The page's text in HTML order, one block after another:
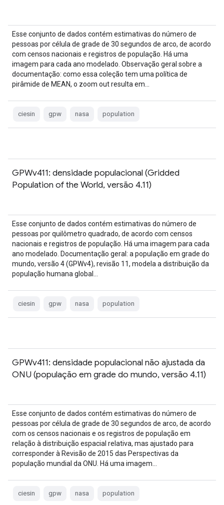
Esse conjunto de dados contém estimativas do número de
pessoas por célula de grade de 30 segundos de arco, de acordo
com censos nacionais e registros de população. Há uma
imagem para cada ano modelado. Observação geral sobre a
documentação: como essa coleção tem uma política de
pirâmide de MEAN, o zoom out resulta em…
ciesin gpw nasa population
GPWv411: densidade populacional (Gridded
Population of the World, versão 4.11)
Esse conjunto de dados contém estimativas do número de
pessoas por quilômetro quadrado, de acordo com censos
nacionais e registros de população. Há uma imagem para cada
ano modelado. Documentação geral: a população em grade do
mundo, versão 4 (GPWv4), revisão 11, modela a distribuição da
população humana global…
ciesin gpw nasa population
GPWv411: densidade populacional não ajustada da
ONU (população em grade do mundo, versão 4.11)
Esse conjunto de dados contém estimativas do número de
pessoas por célula de grade de 30 segundos de arco, de acordo
com os censos nacionais e os registros de população em
relação à distribuição espacial relativa, mas ajustado para
corresponder à Revisão de 2015 das Perspectivas da
população mundial da ONU. Há uma imagem…
ciesin gpw nasa population